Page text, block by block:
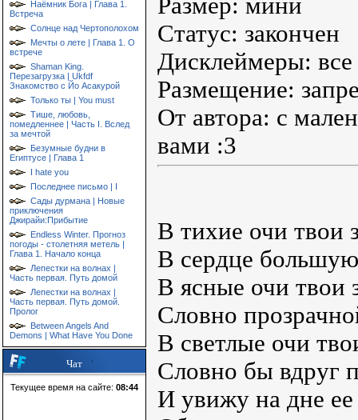
Наёмник Бога | Глава 1.
Встреча
Солнце над Чертополохом
Мечты о лете | Глава 1. О
встрече
Shaman King.
Перезагрузка | Ukfdf
Знакомство с Йо Асакурой
Только ты | You must
Тише, любовь,
помедленнее | Часть I. Вслед
за мечтой
Безумные будни в
Египтусе | Глава 1
I hate you
Последнее письмо | I
Сады дурмана | Новые
приключения
Джирайи:Прибытие
Endless Winter. Прогноз
погоды - столетняя метель |
Глава 1. Начало конца
Лепестки на волнах |
Часть первая. Путь домой
Лепестки на волнах |
Часть первая. Путь домой.
Пролог
Between Angels And
Demons | What Have You Done
Чат
Текущее время на сайте: 08:44
Размер: мини
Статус: закончен
Дисклеймеры: все
Размещение:
От автора: с
вами :3
В тихие очи твои
В сердце
В ясные очи твои
Словно
В светлые очи
Словно бы вдруг
И увижу на дне ее